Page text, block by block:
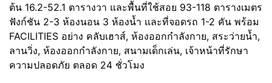
ต้น 16.2-52.1 ตารางวา และพื้นที่ใช้สอย 93-118 ตารางเมตร
ฟังก์ชัน 2-3 ห้องนอน 3 ห้องน้ำ และที่จอดรถ 1-2 คัน พร้อม
FACILITIES อย่าง คลับเฮาส์, ห้องออกกำลังกาย, สระว่ายน้ำ,
ลานวิ่ง, ห้องออกกำลังกาย, สนามเด็กเล่น, เจ้าหน้าที่รักษา
ความปลอดภัย ตลอด 24 ชั่วโมง